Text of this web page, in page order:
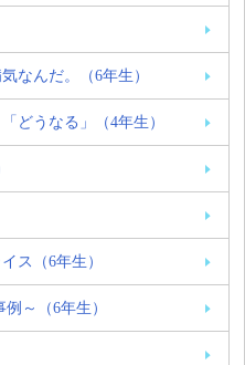
なんだ。（6年生）
どうなる」（4年生）
ス（6年生）
～（6年生）